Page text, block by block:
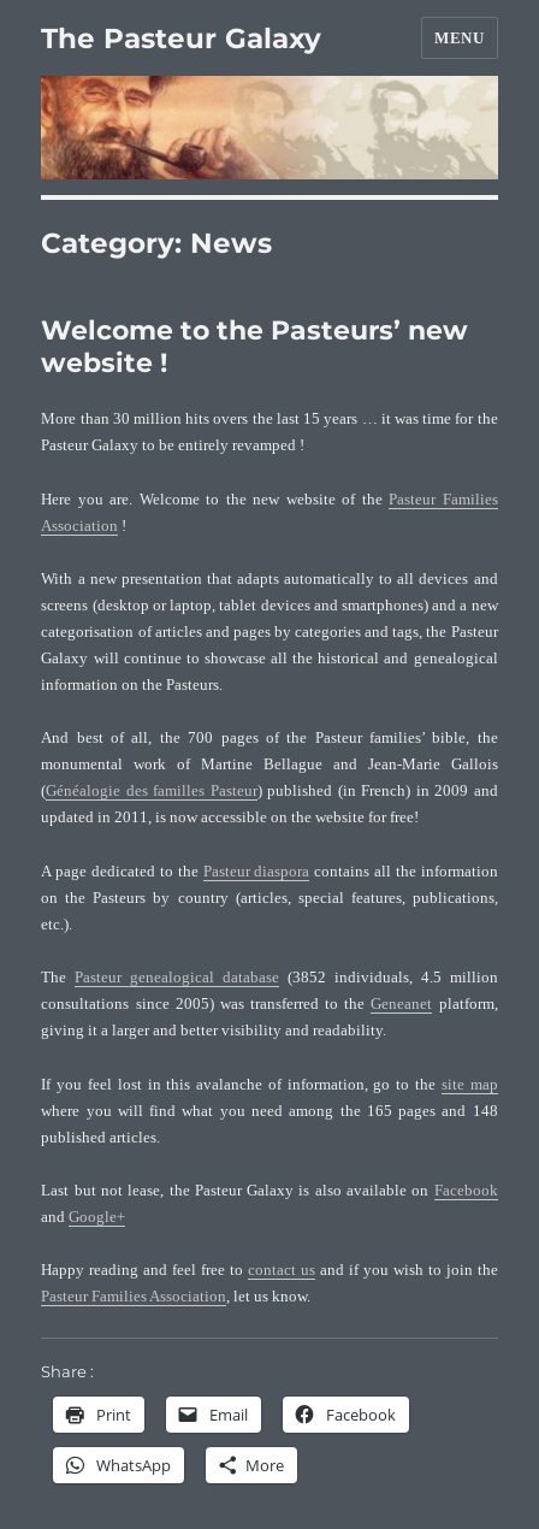
The Pasteur Galaxy MENU
Category: News
Welcome to the Pasteurs’ new
website !
More than 30 million hits overs the last 15 years … it was time for the
Pasteur Galaxy to be entirely revamped !
Here you are. Welcome to the new website of thePasteur Families
Association !
With a new presentation that adapts automatically to all devices and
screens (desktop or laptop, tablet devices and smartphones) and a new
categorisation of articles and pages by categories and tags, the Pasteur
Galaxy will continue to showcase all the historical and genealogical
information on the Pasteurs.
And best of all, the 700 pages of the Pasteur families’ bible, the
monumental work of Martine Bellague and Jean-Marie Gallois
(Généalogie des familles Pasteur) published (in French) in 2009 and
updated in 2011, is now accessible on the website for free!
A page dedicated to the Pasteur diaspora contains all the information
on the Pasteurs by country (articles, special features, publications,
etc.).
ThePasteur genealogical database (3852 individuals, 4.5 million
consultations since 2005) was transferred to theGeneanet platform,
giving it a larger and better visibility and readability.
If you feel lost in this avalanche of information, go to the site map
where you will find what you need among the 165 pages and 148
published articles.
Last but not lease, the Pasteur Galaxy is also available on Facebook
andGoogle+
Happy reading and feel free tocontact us and if you wish to join the
Pasteur Families Association, let us know.
Share :
Print Email Facebook
WhatsApp More